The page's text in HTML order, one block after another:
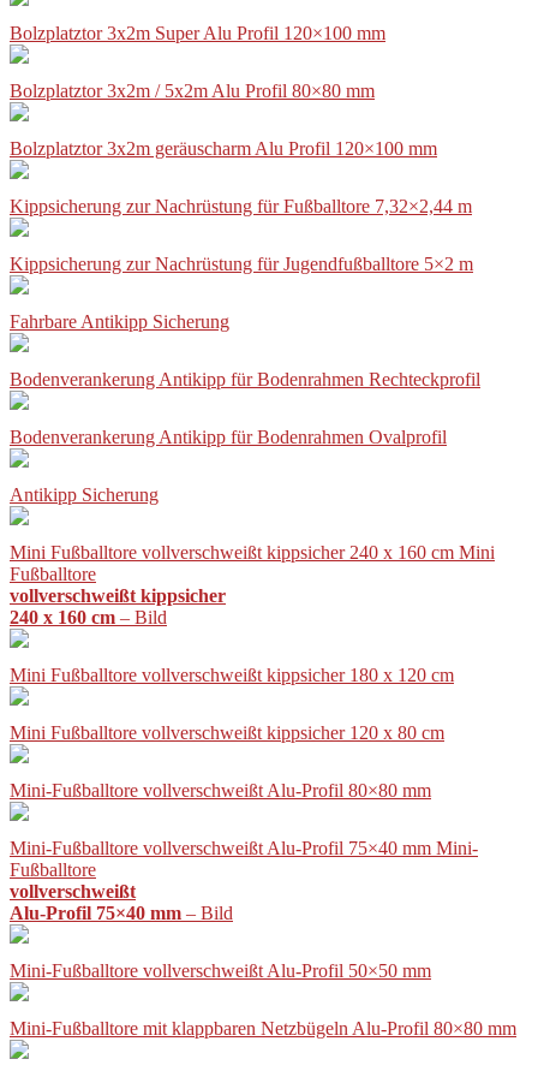
Bolzplatztor 3x2m Super Alu Profil 120×100 mm
Bolzplatztor 3x2m / 5x2m Alu Profil 80×80 mm
Bolzplatztor 3x2m geräuscharm Alu Profil 120×100 mm
Kippsicherung zur Nachrüstung für Fußballtore 7,32×2,44 m
Kippsicherung zur Nachrüstung für Jugendfußballtore 5×2 m
Fahrbare Antikipp Sicherung
Bodenverankerung Antikipp für Bodenrahmen Rechteckprofil
Bodenverankerung Antikipp für Bodenrahmen Ovalprofil
Antikipp Sicherung
Mini Fußballtore vollverschweißt kippsicher 240 x 160 cm Mini
Fußballtore
vollverschweißt kippsicher
240 x 160 cm – Bild
Mini Fußballtore vollverschweißt kippsicher 180 x 120 cm
Mini Fußballtore vollverschweißt kippsicher 120 x 80 cm
Mini-Fußballtore vollverschweißt Alu-Profil 80×80 mm
Mini-Fußballtore vollverschweißt Alu-Profil 75×40 mm Mini-
Fußballtore
vollverschweißt
Alu-Profil 75×40 mm – Bild
Mini-Fußballtore vollverschweißt Alu-Profil 50×50 mm
Mini-Fußballtore mit klappbaren Netzbügeln Alu-Profil 80×80 mm